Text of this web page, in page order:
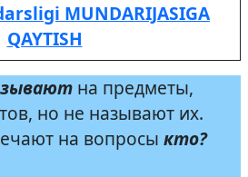
MUNDARIJASIGA
QAYTISH
на предметы,
но не называют их.
на вопросы кто?